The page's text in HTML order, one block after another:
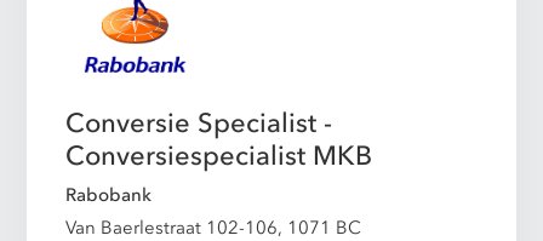
Conversie Specialist -
Conversiespecialist MKB
Rabobank
Van Baerlestraat 102-106, 1071 BC